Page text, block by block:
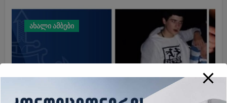
ახალი ამბები